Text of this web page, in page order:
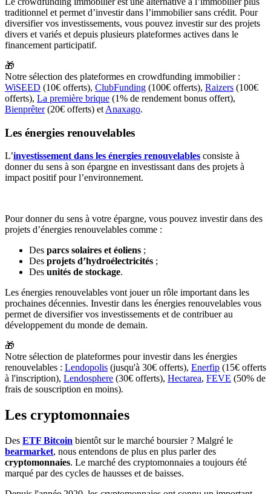
traditionnel et permet d’investir dans l’immobilier sans crédit. Pour
diversifier vos investissements, vous pouvez investir sur des projets
divers et variés et depuis plusieurs plateformes actives dans le
financement participatif.
🎁
Notre sélection des plateformes en crowdfunding immobilier :
WiSEED (10€ offerts), ClubFunding (100€ offerts), Raizers (100€
offerts), La première brique (1% de rendement bonus offert),
Bienprêter(20€ offerts) et Anaxago.
Les énergies renouvelables
L’investissement dans les énergies renouvelables consiste à
donner du sens à son épargne en investissant dans des projets à
impact positif pour l’environnement.
Pour donner du sens à votre épargne, vous pouvez investir dans des
projets d’énergies renouvelables comme :
Des parcs solaires et éoliens ;
Des projets d’hydroélectricités ;
Des unités de stockage.
Les énergies renouvelables vont jouer un rôle important dans les
prochaines décennies. Investir dans les énergies renouvelables vous
permet de diversifier vos investissements et de contribuer au
développement du monde de demain.
🎁
Notre sélection de plateformes pour investir dans les énergies
renouvelables : Lendopolis (jusqu'à 30€ offerts), Enerfip (15€ offerts
à l'inscription), Lendosphere (30€ offerts), Hectarea, FEVE (50% de
frais de souscription en moins).
Les cryptomonnaies
Des ETF Bitcoin bientôt sur le marché boursier ? Malgré le
bearmarket, nous entendons de plus en plus parler des
cryptomonnaies. Le marché des cryptomonnaies a toujours été
marqué par des cycles de hausses et de baisses.